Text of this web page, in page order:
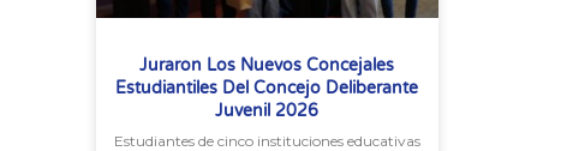
Juraron Los Nuevos Concejales
Estudiantiles Del Concejo Deliberante
Juvenil 2026
Estudiantes de cinco instituciones educativas